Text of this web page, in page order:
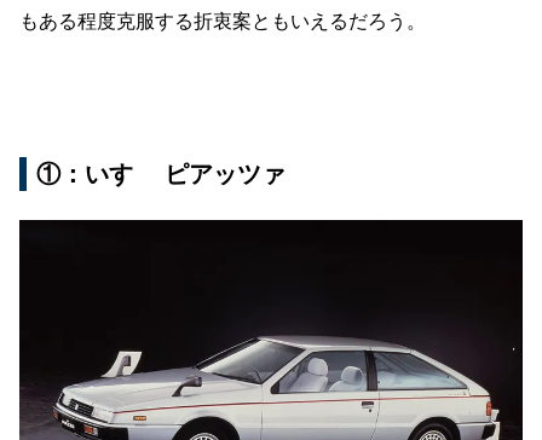
もある程度克服する折衷案ともいえるだろう。
①：いすゞ ピアッツァ